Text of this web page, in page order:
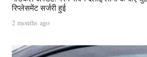
रिप्लेसमेंट सर्जरी हुई
2 months ago